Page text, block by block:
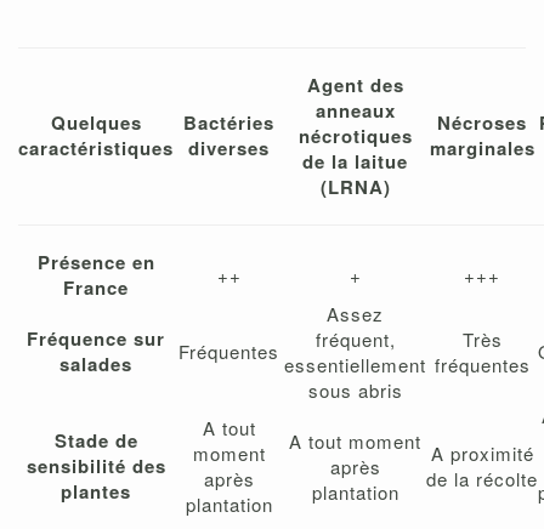
Quelques
caractéristiques
Bactéries
diverses
Agent des
anneaux
nécrotiques
de la laitue
(LRNA)
Nécroses
marginales
Présence en
France
++ + +++
Fréquence sur
salades
Fréquentes
Assez
fréquent,
essentiellement
sous abris
Très
fréquentes
Stade de
sensibilité des
plantes
A tout
moment
après
plantation
A tout moment
après
plantation
A proximité
de la récolte